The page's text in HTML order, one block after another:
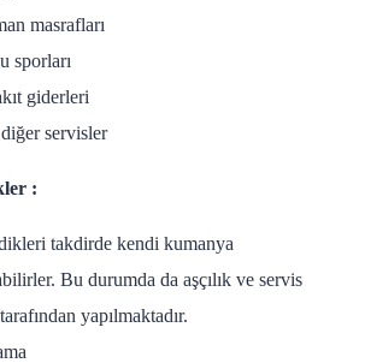
masrafları
sporları
giderleri
servisler
:
takdirde kendi kumanya
Bu durumda da aşçılık ve servis
yapılmaktadır.